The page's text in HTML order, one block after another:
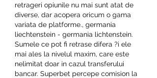
retrageri opiunile nu mai sunt atat de
diverse, dar acopera oricum o gama
variata de platforme., germania
liechtenstein - germania lichtenstein.
Sumele ce pot fi retrase difera ?i ele
mai ales la nivelul maxim, care este
nelimitat doar in cazul transferului
bancar. Superbet percepe comision la